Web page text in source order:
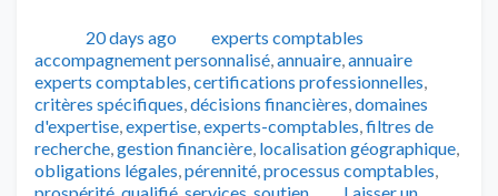
Publié20 days ago Catégories
experts comptables
accompagnement personnalisé,annuaire,annuaire
experts comptables,certifications professionnelles,
critères spécifiques,décisions financières,domaines
d'expertise,expertise,experts-comptables,filtres de
recherche,gestion financière, localisation géographique,
obligations légales,pérennité,processus comptables,